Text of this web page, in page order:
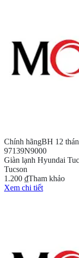
Chính hãngBH 12
97139N9000
Giàn lạnh Hyundai
Tucson
1.200 ₫Tham khảo
Xem chi tiết